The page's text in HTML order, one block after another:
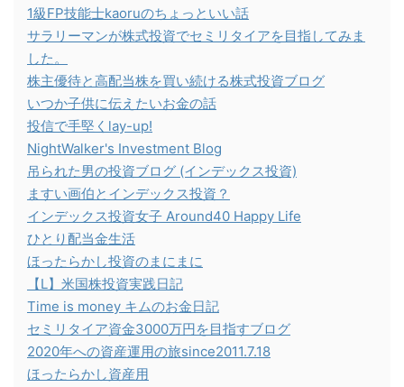
1級FP技能士kaoruのちょっといい話
サラリーマンが株式投資でセミリタイアを目指してみま
した。
株主優待と高配当株を買い続ける株式投資ブログ
いつか子供に伝えたいお金の話
投信で手堅くlay-up!
NightWalker's Investment Blog
吊られた男の投資ブログ (インデックス投資)
ますい画伯とインデックス投資？
インデックス投資女子 Around40 Happy Life
ひとり配当金生活
ほったらかし投資のまにまに
【L】米国株投資実践日記
Time is money キムのお金日記
セミリタイア資金3000万円を目指すブログ
2020年への資産運用の旅since2011.7.18
ほったらかし資産用